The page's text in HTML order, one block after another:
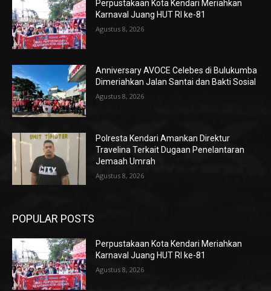
Perpustakaan Kota Kendari Meriahkan
Karnaval Juang HUT RI ke-81
Agustus 8, 2026
Anniversary AVOCE Celebes di Bulukumba
Dimeriahkan Jalan Santai dan Bakti Sosial
Agustus 8, 2026
Polresta Kendari Amankan Direktur
Travelina Terkait Dugaan Penelantaran
Jemaah Umrah
Agustus 8, 2026
POPULAR POSTS
Perpustakaan Kota Kendari Meriahkan
Karnaval Juang HUT RI ke-81
Agustus 8, 2026